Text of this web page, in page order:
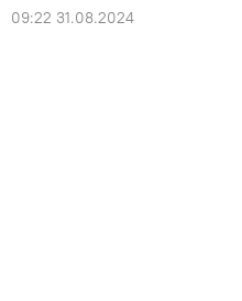
09:22 31.08.2024